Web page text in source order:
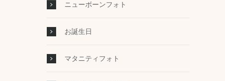
ニューボーンフォト
お誕生日
マタニティフォト